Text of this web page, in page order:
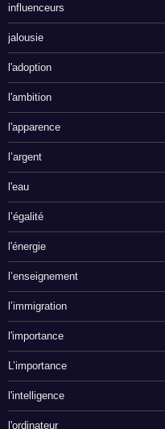
influenceurs
jalousie
l'adoption
l'ambition
l'apparence
l’argent
l'eau
l’égalité
l'énergie
l’enseignement
l’immigration
l'importance
L’importance
l'intelligence
l'ordinateur